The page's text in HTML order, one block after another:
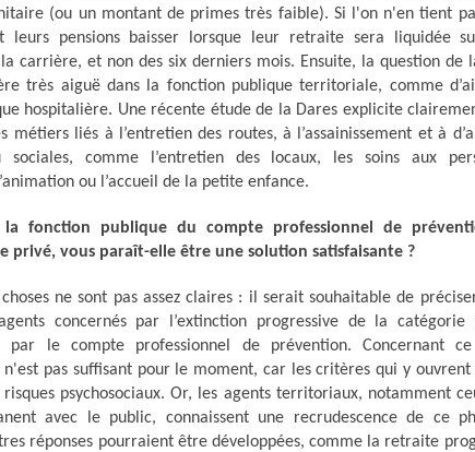
(ou un montant de primes très faible). Si l'on n'en tient
leurs pensions baisser lorsque leur retraite sera liquidée
la carrière, et non des six derniers mois. Ensuite, la question de
très aiguë dans la fonction publique territoriale, comme
hospitalière. Une récente étude de la Dares explicite
métiers liés à l’entretien des routes, à l’assainissement et à
sociales, comme l’entretien des locaux, les soins aux
ou l’accueil de la petite enfance.
la fonction publique du compte professionnel de
privé, vous paraît-elle être une solution satisfaisante ?
ne sont pas assez claires : il serait souhaitable de
concernés par l’extinction progressive de la
par le compte professionnel de prévention. Concernant
pas suffisant pour le moment, car les critères qui y
psychosociaux. Or, les agents territoriaux, notamment
avec le public, connaissent une recrudescence de ce
réponses pourraient être développées, comme la retraite